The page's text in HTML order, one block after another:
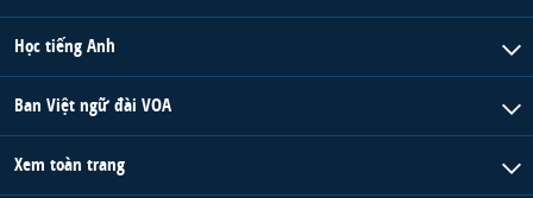
Học tiếng Anh
Ban Việt ngữ đài VOA
Xem toàn trang